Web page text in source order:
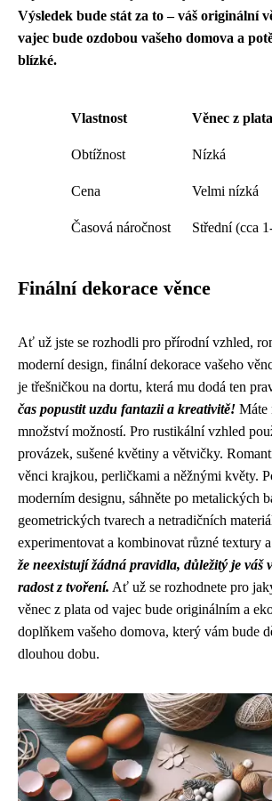
Výsledek bude stát za to – váš originální
vajec bude ozdobou vašeho domova a
blízké.
Vlastnost Věnec z
Obtížnost Nízká
Cena Velmi nízká
Časová náročnost Střední (cca
Finální dekorace věnce
Ať už jste se rozhodli pro přírodní vzhled,
moderní design, finální dekorace vašeho
je třešničkou na dortu, která mu dodá ten
čas popustit uzdu fantazii a kreativitě! Máte
množství možností. Pro rustikální vzhled
provázek, sušené květiny a větvičky.
věnci krajkou, perličkami a něžnými květy.
moderním designu, sáhněte po metalických
geometrických tvarech a netradičních
experimentovat a kombinovat různé textury
že neexistují žádná pravidla, důležitý je váš
radost z tvoření. Ať už se rozhodnete pro
věnec z plata od vajec bude originálním a
doplňkem vašeho domova, který vám bude
dlouhou dobu.